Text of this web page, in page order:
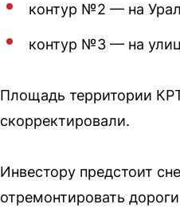
контур №2 — на
контур №3 — на
Площадь территории
скорректировали.
Инвестору предстоит
отремонтировать